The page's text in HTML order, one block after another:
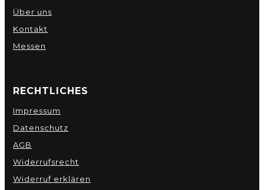
Über uns
Kontakt
Messen
RECHTLICHES
Impressum
Datenschutz
AGB
Widerrufsrecht
Widerruf erklären